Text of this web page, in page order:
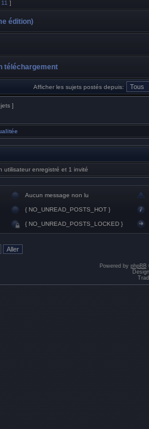
11 ]
édition)
téléchargement
Afficher les sujets postés depuis:
]
utilisateur enregistré et 1 invité
Aucun message non lu
{ NO_UNREAD_POSTS_HOT }
{ NO_UNREAD_POSTS_LOCKED }
Powered by phpBB